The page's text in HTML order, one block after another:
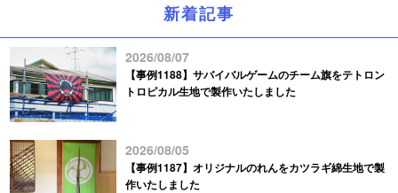
新着記事
2026/08/07
【事例1188】サバイバルゲームのチーム旗をテトロン
トロピカル生地で製作いたしました
2026/08/05
【事例1187】オリジナルのれんをカツラギ綿生地で製
作いたしました